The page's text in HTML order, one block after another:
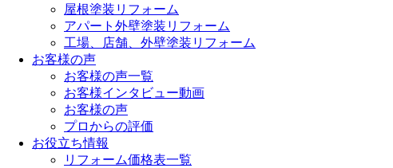
屋根塗装リフォーム
アパート外壁塗装リフォーム
工場、店舗、外壁塗装リフォーム
お客様の声
お客様の声一覧
お客様インタビュー動画
お客様の声
プロからの評価
お役立ち情報
リフォーム価格表一覧